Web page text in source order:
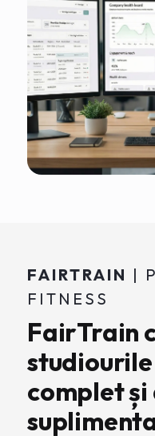
FAIRTRAIN |
FITNESS
FairTrain
complet